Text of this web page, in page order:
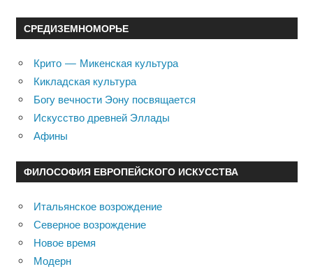
СРЕДИЗЕМНОМОРЬЕ
Крито — Микенская культура
Кикладская культура
Богу вечности Эону посвящается
Искусство древней Эллады
Афины
ФИЛОСОФИЯ ЕВРОПЕЙСКОГО ИСКУССТВА
Итальянское возрождение
Северное возрождение
Новое время
Модерн